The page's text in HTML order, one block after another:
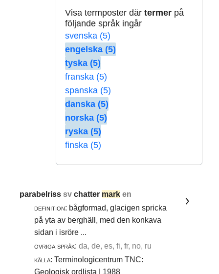
Visa termposter där termerpå
följande språk ingår
svenska (5)
engelska (5)
tyska (5)
franska (5)
spanska (5)
danska (5)
norska (5)
ryska (5)
finska (5)
parabelrisssvchatter mark en
definition: bågformad, glacigen spricka
på yta av berghäll, med den konkava
sidan i isröre ...
övriga språk: da, de, es, fi, fr, no, ru
källa: Terminologicentrum TNC:
Geologisk ordlista | 1988